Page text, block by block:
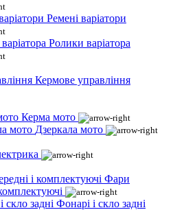
Ремені варіатори
Ролики варіатора
Кермове управління
Керма мото
Дзеркала мото
Фари
Фонарі і скло задні